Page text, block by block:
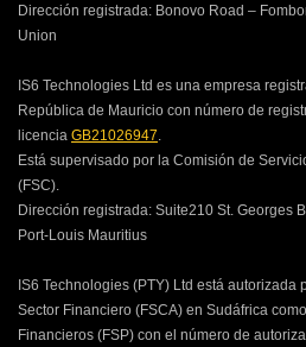
Dirección registrada: Bonovo Road –
Union
IS6 Technologies Ltd es una empresa
República de Mauricio con número de
licencia GB21026947.
Está supervisado por la Comisión de
(FSC).
Dirección registrada: Suite210 St. Georges
Port-Louis Mauritius
IS6 Technologies (PTY) Ltd está autorizada
Sector Financiero (FSCA) en Sudáfrica
Financieros (FSP) con el número de